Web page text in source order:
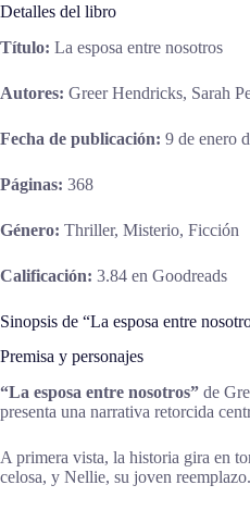
Detalles del libro
Título: La esposa entre nosotros
Autores: Greer Hendricks, Sarah
Fecha de publicación: 9 de enero
Páginas: 368
Género: Thriller, Misterio, Ficción
Calificación: 3.84 en Goodreads
Sinopsis de “La esposa entre
Premisa y personajes
“La esposa entre nosotros” de
presenta una narrativa retorcida
A primera vista, la historia gira en
celosa, y Nellie, su joven reemplazo.